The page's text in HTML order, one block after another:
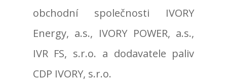
obchodní společnosti IVORY
Energy, a.s., IVORY POWER, a.s.,
IVR FS, s.r.o. a dodavatele paliv
CDP IVORY, s.r.o.